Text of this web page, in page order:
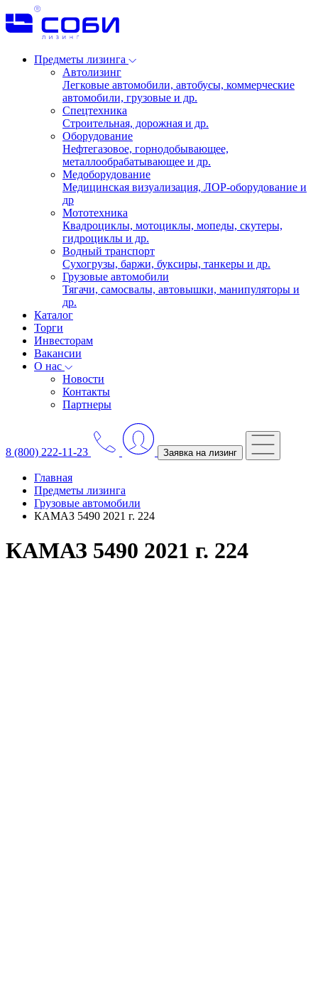
Предметы лизинга
Автолизинг
Легковые автомобили, автобусы, коммерческие
автомобили, грузовые и др.
Спецтехника
Строительная, дорожная и др.
Оборудование
Нефтегазовое, горнодобывающее,
металлообрабатывающее и др.
Медоборудование
Медицинская визуализация, ЛОР-оборудование и
др
Мототехника
Квадроциклы, мотоциклы, мопеды, скутеры,
гидроциклы и др.
Водный транспорт
Сухогрузы, баржи, буксиры, танкеры и др.
Грузовые автомобили
Тягачи, самосвалы, автовышки, манипуляторы и
др.
Каталог
Торги
Инвесторам
Вакансии
О нас
Новости
Контакты
Партнеры
8 (800) 222-11-23 Заявка на лизинг
Главная
Предметы лизинга
Грузовые автомобили
КАМАЗ 5490 2021 г. 224
КАМАЗ 5490 2021 г. 224